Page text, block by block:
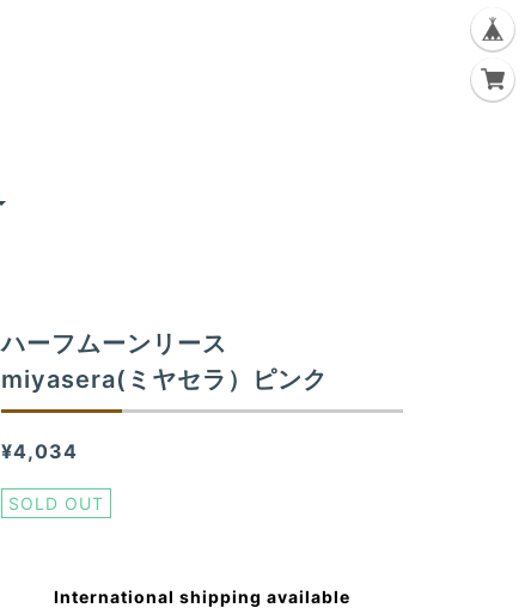
ハーフムーンリース
miyasera(ミヤセラ）ピンク
¥4,034
SOLD OUT
International shipping available